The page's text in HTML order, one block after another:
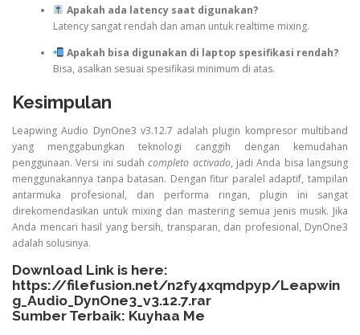
Apakah ada latency saat digunakan?
Latency sangat rendah dan aman untuk realtime mixing.
Apakah bisa digunakan di laptop spesifikasi rendah?
Bisa, asalkan sesuai spesifikasi minimum di atas.
Kesimpulan
Leapwing Audio DynOne3 v3.12.7 adalah plugin kompresor multiband
yang menggabungkan teknologi canggih dengan kemudahan
penggunaan. Versi ini sudahcompleto activado, jadi Anda bisa langsung
menggunakannya tanpa batasan. Dengan fitur paralel adaptif, tampilan
antarmuka profesional, dan performa ringan, plugin ini sangat
direkomendasikan untuk mixing dan mastering semua jenis musik. Jika
Anda mencari hasil yang bersih, transparan, dan profesional, DynOne3
adalah solusinya.
Download Link is here:
https://filefusion.net/n2fy4xqmdpyp/Leapwin
g_Audio_DynOne3_v3.12.7.rar
Sumber Terbaik: Kuyhaa Me